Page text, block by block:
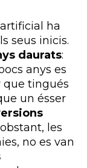
ha
seus inicis.
daurats:
anys es
que tingués
un ésser
les
no es van